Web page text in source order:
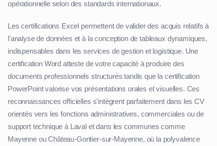
opérationnelle selon des standards internationaux.
Les certifications Excel permettent de valider des acquis relatifs à
l'analyse de données et à la conception de tableaux dynamiques,
indispensables dans les services de gestion et logistique. Une
certification Word atteste de votre capacité à produire des
documents professionnels structurés tandis que la certification
PowerPoint valorise vos présentations orales et visuelles. Ces
reconnaissances officielles s'intègrent parfaitement dans les CV
orientés vers les fonctions administratives, commerciales ou de
support technique à Laval et dans les communes comme
Mayenne ou Château-Gontier-sur-Mayenne, où la polyvalence